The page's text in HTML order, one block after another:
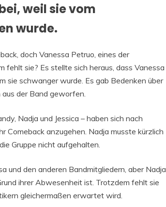
weil sie vom
wurde.
doch Vanessa Petruo, eines der
fehlt sie? Es stellte sich heraus, dass Vanessa
sie schwanger wurde. Es gab Bedenken über
der Band geworfen.
Nadja und Jessica – haben sich nach
Comeback anzugehen. Nadja musste kürzlich
Gruppe nicht aufgehalten.
und den anderen Bandmitgliedern, aber Nadja
ihrer Abwesenheit ist. Trotzdem fehlt sie
gleichermaßen erwartet wird.